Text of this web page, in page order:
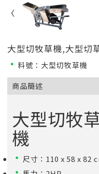
大型切牧草機,大型切
料號：大型切牧草機
商品簡述
大型切牧
機
尺寸：110 x 58 x 82